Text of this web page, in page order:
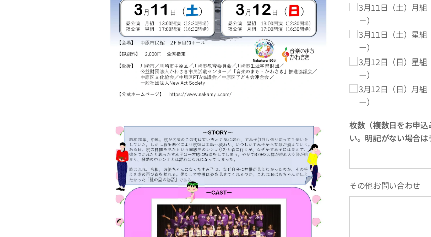
3月11日（土）月組
－）
3月11日（土）星組
ー）
3月12日（日）星組
ー）
3月12日（日）月組
ー）
枚数（複数日をお申
い。明記がない場合は
その他お問い合わせ